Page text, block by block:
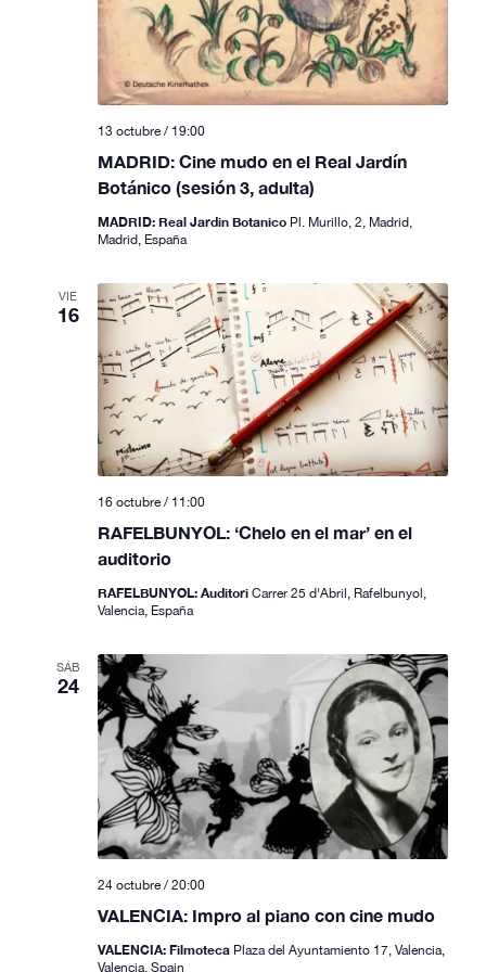
t
a
s
d
E
e
n
t
o
s
MADRID: Cine mudo en el Real Jardín
Botánico (sesión 3, adulta)
13 octubre / 19:00
MADRID: Real Jardin Botanico Pl. Murillo, 2, Madrid,
Madrid, España
VIE
16
RAFELBUNYOL: ‘Chelo en el mar’ en el
auditorio
16 octubre / 11:00
RAFELBUNYOL: Auditori Carrer 25 d'Abril, Rafelbunyol,
Valencia, España
SÁB
24
VALENCIA: Impro al piano con cine mudo
24 octubre / 20:00
VALENCIA: Filmoteca Plaza del Ayuntamiento 17, Valencia,
Valencia, Spain